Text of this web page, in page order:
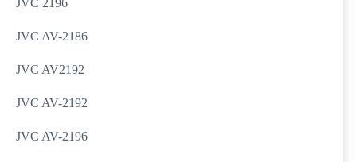
JVC 2196
JVC AV-2186
JVC AV2192
JVC AV-2192
JVC AV-2196